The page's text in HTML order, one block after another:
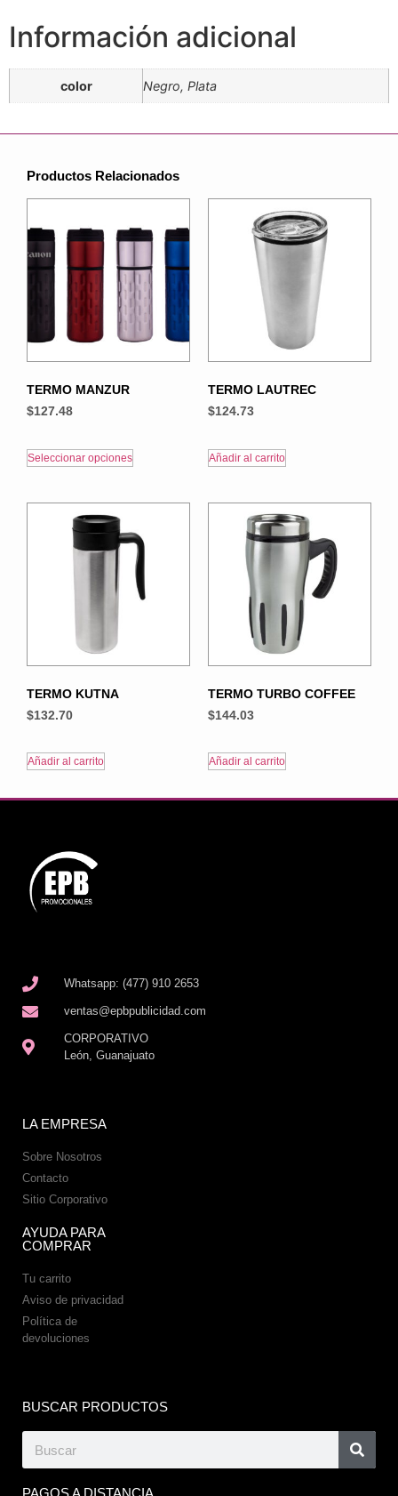
Información adicional
color Negro, Plata
Productos Relacionados
TERMO MANZUR
$127.48
Seleccionar opciones
TERMO LAUTREC
$124.73
Añadir al carrito
TERMO KUTNA
$132.70
Añadir al carrito
TERMO TURBO COFFEE
$144.03
Añadir al carrito
Whatsapp: (477) 910 2653
ventas@epbpublicidad.com
CORPORATIVO
León, Guanajuato
LA EMPRESA
Sobre Nosotros
Contacto
Sitio Corporativo
AYUDA PARA
COMPRAR
Tu carrito
Aviso de privacidad
Política de
devoluciones
BUSCAR PRODUCTOS